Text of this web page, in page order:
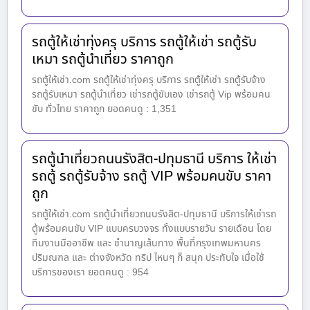
รถตู้ให้เช่าทุ่งครุ บริการ รถตู้ให้เช่า รถตู้รับ
เหมา รถตู้นำเที่ยว ราคาถูก
รถตู้ให้เช่า.com รถตู้ให้เช่าทุ่งครุ บริการ รถตู้ให้เช่า รถตู้รับจ้าง
รถตู้รับเหมา รถตู้นำเที่ยว เช่ารถตู้ขับเอง เช่ารถตู้ Vip พร้อมคน
ขับ ทั่วไทย ราคาถูก ยอดคนดู : 1,351
รถตู้นำเที่ยวถนนรังสิต-ปทุมธานี บริการ ให้เช่า
รถตู้ รถตู้รับจ้าง รถตู้ VIP พร้อมคนขับ ราคา
ถูก
รถตู้ให้เช่า.com รถตู้นำเที่ยวถนนรังสิต-ปทุมธานี บริการให้เช่ารถ
ตู้พร้อมคนขับ VIP แบบครบวงจร ทั้งแบบรายวัน รายเดือน โดย
ทีมงานมืออาชีพ และ ชำนาญเส้นทาง พื้นที่กรุงเทพมหานคร
ปริมณฑล และ ต่างจังหวัด ทริป ไหนๆ ก็ สนุก ประทับใจ เมื่อใช้
บริการของเรา ยอดคนดู : 954